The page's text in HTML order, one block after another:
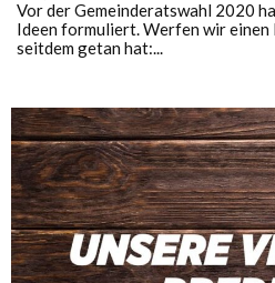
Vor der Gemeinderatswahl 2020
Ideen formuliert. Werfen wir einen
seitdem getan hat:...